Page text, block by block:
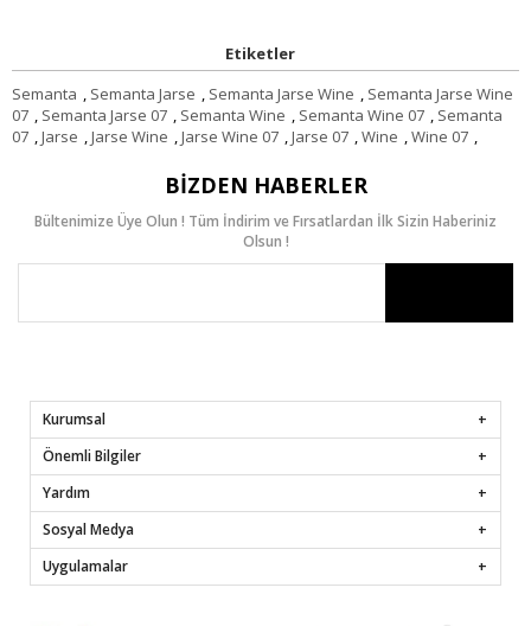
Etiketler
Semanta , Semanta Jarse , Semanta Jarse Wine , Semanta Jarse Wine
07 , Semanta Jarse 07 , Semanta Wine , Semanta Wine 07 , Semanta
07 ,Jarse ,Jarse Wine ,Jarse Wine 07 ,Jarse 07 ,Wine ,Wine 07 ,
BIZDEN HABERLER
Bültenimize Üye Olun ! Tüm İndirim ve Fırsatlardan İlk Sizin Haberiniz
Olsun !
Kurumsal
Önemli Bilgiler
Yardım
Sosyal Medya
Uygulamalar